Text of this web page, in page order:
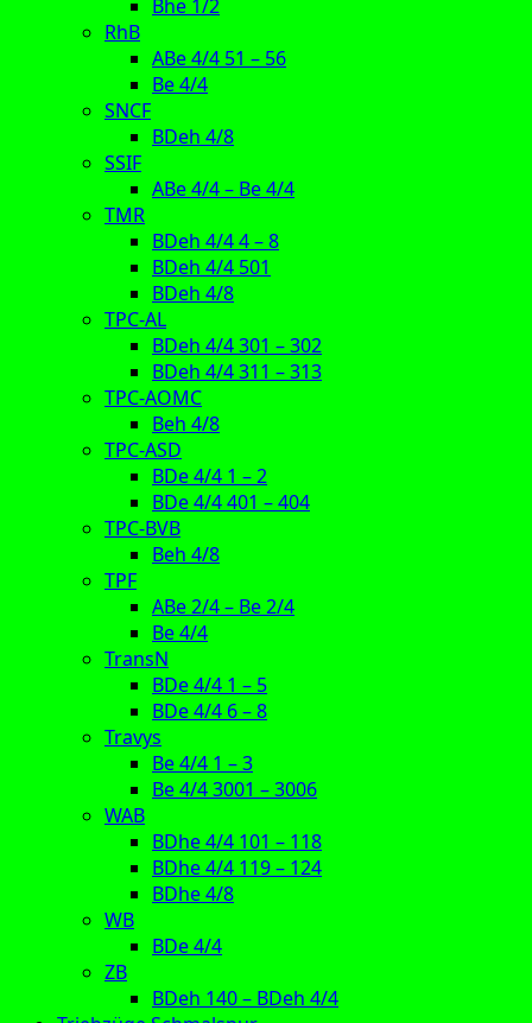
Bhe 1/2
RhB
ABe 4/4 51 – 56
Be 4/4
SNCF
BDeh 4/8
SSIF
ABe 4/4 – Be 4/4
TMR
BDeh 4/4 4 – 8
BDeh 4/4 501
BDeh 4/8
TPC-AL
BDeh 4/4 301 – 302
BDeh 4/4 311 – 313
TPC-AOMC
Beh 4/8
TPC-ASD
BDe 4/4 1 – 2
BDe 4/4 401 – 404
TPC-BVB
Beh 4/8
TPF
ABe 2/4 – Be 2/4
Be 4/4
TransN
BDe 4/4 1 – 5
BDe 4/4 6 – 8
Travys
Be 4/4 1 – 3
Be 4/4 3001 – 3006
WAB
BDhe 4/4 101 – 118
BDhe 4/4 119 – 124
BDhe 4/8
WB
BDe 4/4
ZB
BDeh 140 – BDeh 4/4